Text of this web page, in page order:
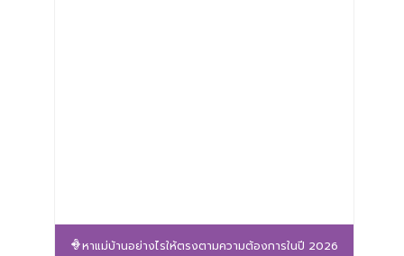
หาแม่บ้านอย่างไรให้ตรงตามความต้องการในปี 2026